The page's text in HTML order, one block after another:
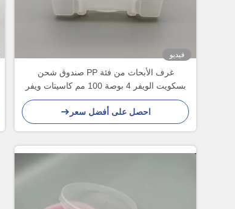
فيديو
غرف الأبحاث من فئة PP صندوق شحن
بسكويت الويفر 4 بوصة 100 مم كاسيتات ويفر
شفافة
احصل على أفضل سعر